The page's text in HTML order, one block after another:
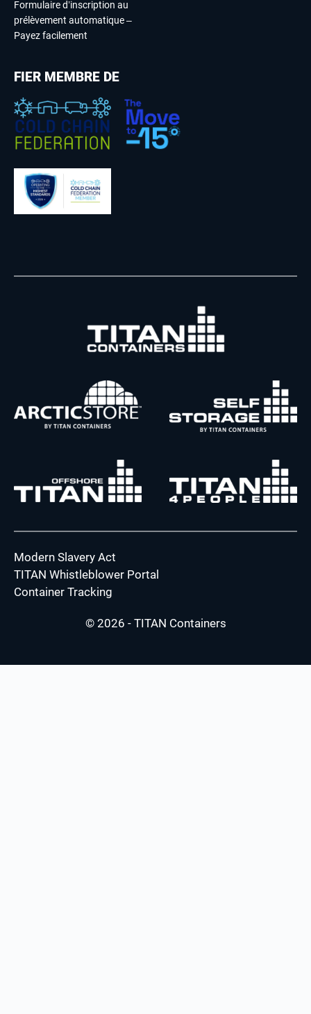
Formulaire d’inscription au
prélèvement automatique –
Payez facilement
FIER MEMBRE DE
Modern Slavery Act
TITAN Whistleblower Portal
Container Tracking
© 2026 - TITAN Containers